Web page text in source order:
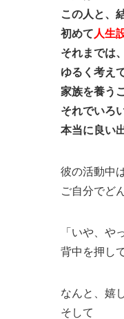
この人と、
初めて 人生
それまでは
ゆるく考え
家族を養う
それでいろ
本当に良い
彼の活動中
ご自分でど
「いや、や
背中を押し
なんと、嬉
そして